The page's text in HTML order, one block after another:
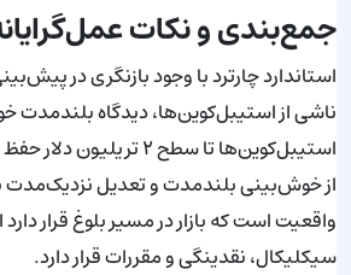
جمع‌بندی و نکات
ناشی از استیبل‌کوین‌ها، دیدگاه بلندمدت
استیبل‌کوین‌ها تا سطح ۲
از خوش‌بینی بلندمدت و تعدیل
واقعیت است که بازار در مسیر بلوغ قرار
سیکلیکال، نقدینگی و مقررات قرار دارد.